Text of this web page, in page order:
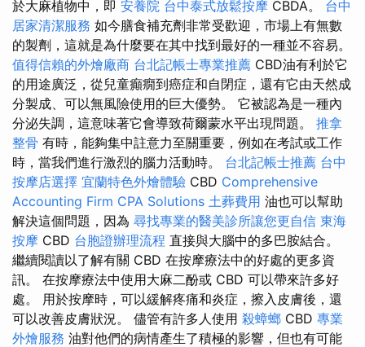
於大麻植物中，即 安養院 台中泰式放鬆按摩 CBDA。 台中
居家清潔服務 如今膳食補充劑非常受歡迎，市場上有無數
的製劑，這就是為什麼要在其中找到最好的一種並不容易。
值得信賴的外燴廠商 台北記帳士專業推薦 CBD油有利於它
的用途廣泛，從兒童癲癇到癌症和自閉症，還有它由天然成
分製成、可以無風險使用的巨大優勢。 它被認為是一種內
分泌失調，這意味著它會導致荷爾蒙水平出現問題。 推拿
整骨 有時，能夠集中註意力至關重要，例如在考試或工作
時，當我們進行激烈的腦力活動時。 台北記帳士推薦 台中
按摩店選擇 宜蘭特色外燴體驗 CBD Comprehensive
Accounting Firm CPA Solutions 土葬費用 油也可以幫助
解決這個問題，因為 尋找專業的醫美診所讓您更自信 東海
按摩 CBD 台胞證辦理流程 直接與大腦中的多巴胺結合。
繼續閱讀以了解有關 CBD 在按摩療法中的好處的更多資
訊。 在按摩療法中使用大麻二酚或 CBD 可以帶來許多好
處。 用於按摩時，可以緩解疼痛和炎症，擦入皮膚後，還
可以改善皮膚狀況。 儘管有許多人使用 殺蟑螂 CBD 專業
外燴服務 油對他們的病情產生了積極的影響，但也有可能